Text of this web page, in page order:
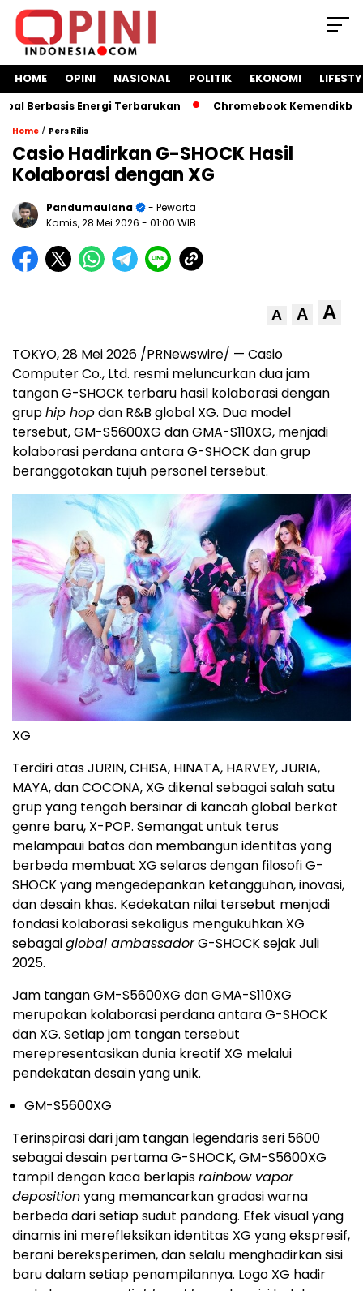
HOME OPINI NASIONAL POLITIK EKONOMI
Berbasis Energi Terbarukan Chromebook Kemendikbud
Home / Pers Rilis
Casio Hadirkan G-SHOCK Hasil
Kolaborasi dengan XG
Pandumaulana
- Pewarta
Kamis, 28 Mei 2026 - 01:00 WIB
A A A
TOKYO, 28 Mei 2026 /PRNewswire/ — Casio
Computer Co., Ltd. resmi meluncurkan dua jam
tangan G-SHOCK terbaru hasil kolaborasi dengan
gruphip hopdan R&B global XG. Dua model
tersebut, GM-S5600XG dan GMA-S110XG, menjadi
kolaborasi perdana antara G-SHOCK dan grup
beranggotakan tujuh personel tersebut.
XG
Terdiri atas JURIN, CHISA, HINATA, HARVEY, JURIA,
MAYA, dan COCONA, XG dikenal sebagai salah satu
grup yang tengah bersinar di kancah global berkat
genre baru, X-POP. Semangat untuk terus
melampaui batas dan membangun identitas yang
berbeda membuat XG selaras dengan filosofi G-
SHOCK yang mengedepankan ketangguhan, inovasi,
dan desain khas. Kedekatan nilai tersebut menjadi
fondasi kolaborasi sekaligus mengukuhkan XG
sebagaiglobal ambassadorG-SHOCK sejak Juli
2025.
Jam tangan GM-S5600XG dan GMA-S110XG
merupakan kolaborasi perdana antara G-SHOCK
dan XG. Setiap jam tangan tersebut
merepresentasikan dunia kreatif XG melalui
pendekatan desain yang unik.
GM-S5600XG
Terinspirasi dari jam tangan legendaris seri 5600
sebagai desain pertama G-SHOCK, GM-S5600XG
tampil dengan kaca berlapisrainbow vapor
depositionyang memancarkan gradasi warna
berbeda dari setiap sudut pandang. Efek visual yang
dinamis ini merefleksikan identitas XG yang ekspresif,
berani bereksperimen, dan selalu menghadirkan sisi
baru dalam setiap penampilannya. Logo XG hadir